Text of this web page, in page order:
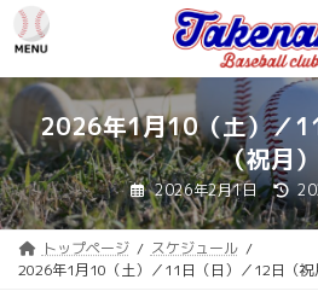
テ
ン
ツ
へ
ス
キ
ッ
プ
ゲ
ー
シ
ョ
ン
に
移
動
2026年1月10（土）／
（祝月）
2026年2月1日 最
終
更
新
時
:
トップページ
スケジュール
2026年1月10（土）／11日（日）／12日（祝